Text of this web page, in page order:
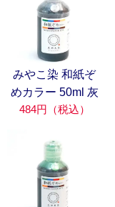
みやこ染 和紙ぞ
めカラー 50ml 灰
484円（税込）